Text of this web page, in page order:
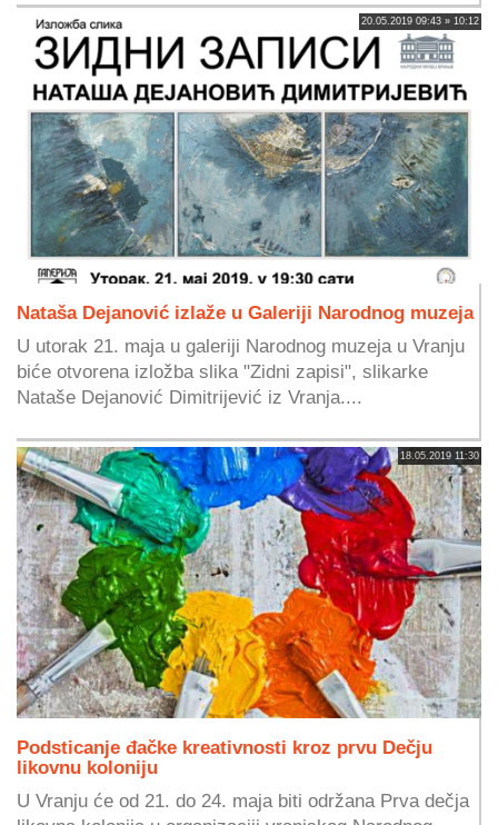
20.05.2019 09:43 » 10:12
Nataša Dejanović izlaže u Galeriji Narodnog muzeja
U utorak 21. maja u galeriji Narodnog muzeja u Vranju
biće otvorena izložba slika "Zidni zapisi", slikarke
Nataše Dejanović Dimitrijević iz Vranja....
18.05.2019 11:30
Podsticanje đačke kreativnosti kroz prvu Dečju
likovnu koloniju
U Vranju će od 21. do 24. maja biti održana Prva dečja